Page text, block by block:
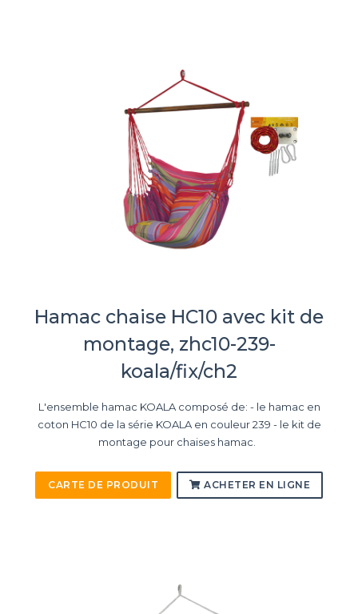
Hamac chaise HC10 avec kit de
montage, zhc10-239-
koala/fix/ch2
L'ensemble hamac KOALA composé de: - le hamac en
coton HC10 de la série KOALA en couleur 239 - le kit de
montage pour chaises hamac.
CARTE DE PRODUIT ACHETER EN LIGNE